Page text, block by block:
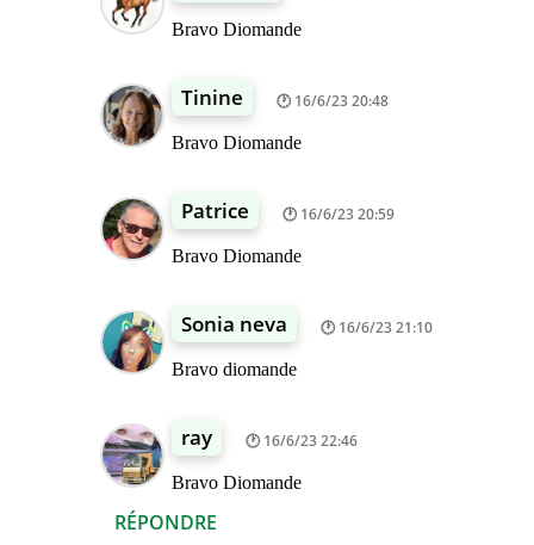
RÉPONDRE
Bravo Diomande
Tinine 16/6/23 20:48
Bravo Diomande
Patrice 16/6/23 20:59
Bravo Diomande
Sonia neva 16/6/23 21:10
Bravo diomande
ray 16/6/23 22:46
Bravo Diomande